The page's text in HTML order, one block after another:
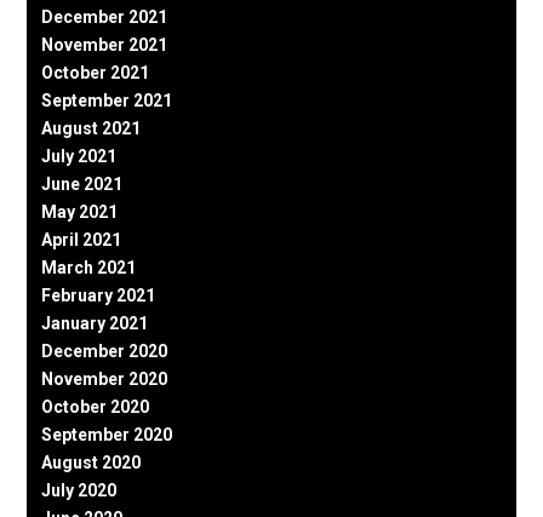
December 2021
November 2021
October 2021
September 2021
August 2021
July 2021
June 2021
May 2021
April 2021
March 2021
February 2021
January 2021
December 2020
November 2020
October 2020
September 2020
August 2020
July 2020